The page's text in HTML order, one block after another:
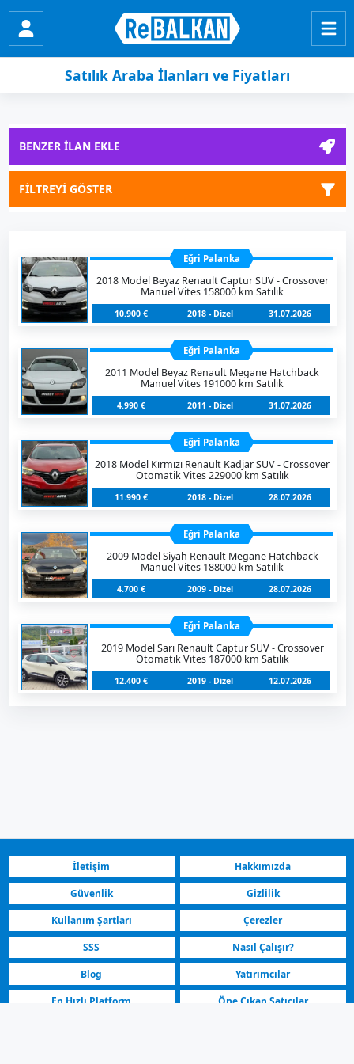
Satılık Araba İlanları ve Fiyatları
BENZER İLAN EKLE
FİLTREYİ GÖSTER
Eğri Palanka
2018 Model Beyaz Renault Captur SUV - Crossover
Manuel Vites 158000 km Satılık
10.900 € 2018 - Dizel 31.07.2026
Eğri Palanka
2011 Model Beyaz Renault Megane Hatchback
Manuel Vites 191000 km Satılık
4.990 € 2011 - Dizel 31.07.2026
Eğri Palanka
2018 Model Kırmızı Renault Kadjar SUV - Crossover
Otomatik Vites 229000 km Satılık
11.990 € 2018 - Dizel 28.07.2026
Eğri Palanka
2009 Model Siyah Renault Megane Hatchback
Manuel Vites 188000 km Satılık
4.700 € 2009 - Dizel 28.07.2026
Eğri Palanka
2019 Model Sarı Renault Captur SUV - Crossover
Otomatik Vites 187000 km Satılık
12.400 € 2019 - Dizel 12.07.2026
İletişim
Hakkımızda
Güvenlik
Gizlilik
Kullanım Şartları
Çerezler
SSS
Nasıl Çalışır?
Blog
Yatırımcılar
En Hızlı Platform
Öne Çıkan Satıcılar